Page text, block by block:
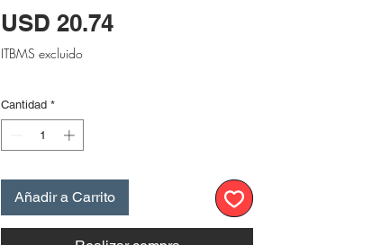
USD 20.74Precio
ITBMS excluido
Cantidad *
Añadir a Carrito